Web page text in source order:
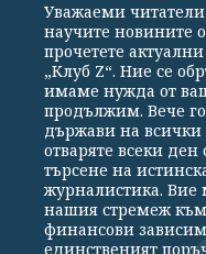
Общи условия
Реклама
Екип
Уважаеми
научите новините
прочетете
„Клуб Z“. Ние се
имаме нужда от
продължим. Вече
държави на всички
отваряте всеки
търсене на
журналистика. Вие
нашия стремеж
финансови
единственият